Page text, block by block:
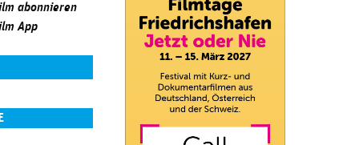
abonnieren
App